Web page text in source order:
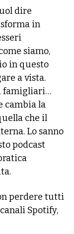
dire
in
siamo,
in questo
a vista.
famigliari…
cambia la
che il
Lo sanno
podcast
perdere tutti
Spotify,